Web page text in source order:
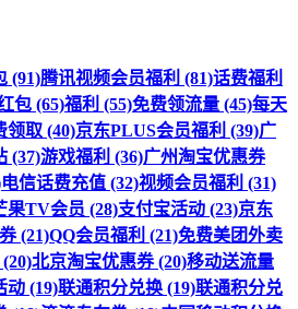
(91)腾讯视频会员福利 (81)话费福利
包 (65)福利 (55)免费领流量 (45)每天
领取 (40)京东PLUS会员福利 (39)广
(37)游戏福利 (36)广州淘宝优惠券
电信话费充值 (32)视频会员福利 (31)
果TV会员 (28)支付宝活动 (23)京东
(21)QQ会员福利 (21)免费美团外卖
北京淘宝优惠券 (20)移动送流量
动 (19)联通积分兑换 (19)联通积分兑